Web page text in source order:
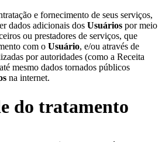
e fornecimento de seus serviços,
dados adicionais dos Usuários por meio
ou prestadores de serviços, que
com o Usuário, e/ou através de
por autoridades (como a Receita
mesmo dados tornados públicos
na internet.
do tratamento